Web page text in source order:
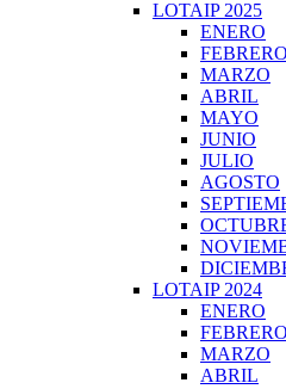
LOTAIP 2025
ENERO
FEBRERO
MARZO
ABRIL
MAYO
JUNIO
JULIO
AGOSTO
LOTAIP 2024
ENERO
FEBRERO
MARZO
ABRIL